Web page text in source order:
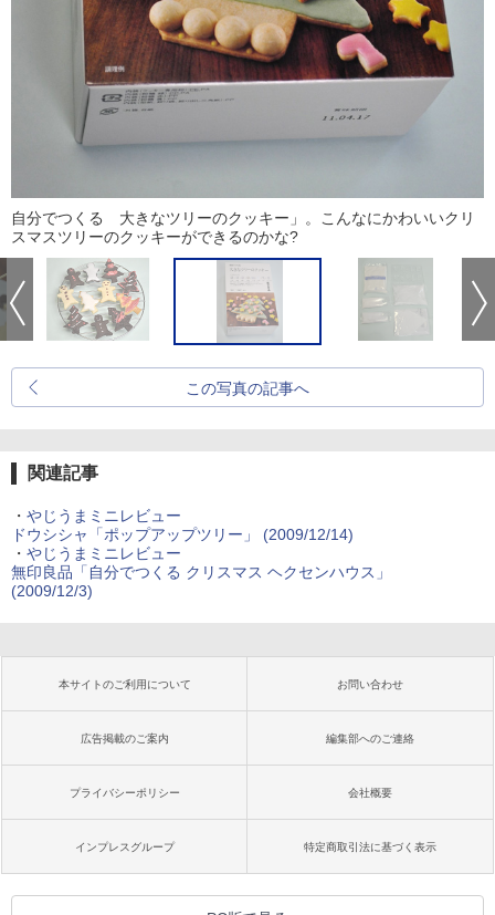
自分でつくる 大きなツリーのクッキー」。こんなにかわいいクリ
スマスツリーのクッキーができるのかな?
この写真の記事へ
関連記事
・ やじうまミニレビュー
ドウシシャ「ポップアップツリー」 (2009/12/14)
・ やじうまミニレビュー
無印良品「自分でつくる クリスマス ヘクセンハウス」
(2009/12/3)
本サイトのご利用について お問い合わせ
広告掲載のご案内 編集部へのご連絡
プライバシーポリシー 会社概要
インプレスグループ 特定商取引法に基づく表示